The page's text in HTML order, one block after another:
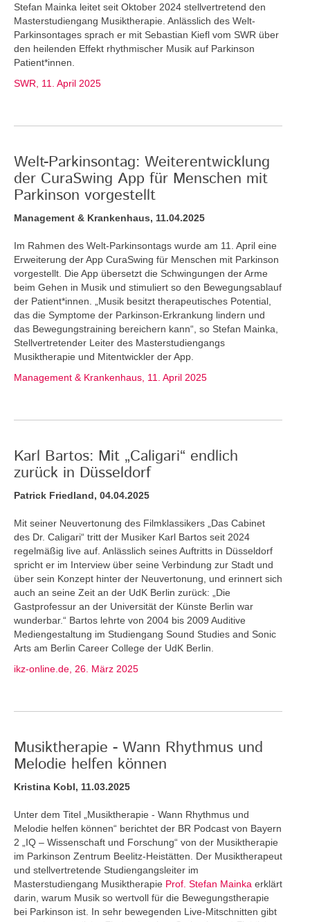
Stefan Mainka leitet seit Oktober 2024 stellvertretend den
Masterstudiengang Musiktherapie. Anlässlich des Welt-
Parkinsontages sprach er mit Sebastian Kiefl vom SWR über
den heilenden Effekt rhythmischer Musik auf Parkinson
Patient*innen.
SWR, 11. April 2025
Welt-Parkinsontag: Weiterentwicklung
der CuraSwing App für Menschen mit
Parkinson vorgestellt
Management & Krankenhaus, 11.04.2025
Im Rahmen des Welt-Parkinsontags wurde am 11. April eine
Erweiterung der App CuraSwing für Menschen mit Parkinson
vorgestellt. Die App übersetzt die Schwingungen der Arme
beim Gehen in Musik und stimuliert so den Bewegungsablauf
der Patient*innen. „Musik besitzt therapeutisches Potential,
das die Symptome der Parkinson-Erkrankung lindern und
das Bewegungstraining bereichern kann“, so Stefan Mainka,
Stellvertretender Leiter des Masterstudiengangs
Musiktherapie und Mitentwickler der App.
Management & Krankenhaus, 11. April 2025
Karl Bartos: Mit „Caligari“ endlich
zurück in Düsseldorf
Patrick Friedland, 04.04.2025
Mit seiner Neuvertonung des Filmklassikers „Das Cabinet
des Dr. Caligari“ tritt der Musiker Karl Bartos seit 2024
regelmäßig live auf. Anlässlich seines Auftritts in Düsseldorf
spricht er im Interview über seine Verbindung zur Stadt und
über sein Konzept hinter der Neuvertonung, und erinnert sich
auch an seine Zeit an der UdK Berlin zurück: „Die
Gastprofessur an der Universität der Künste Berlin war
wunderbar.“ Bartos lehrte von 2004 bis 2009 Auditive
Mediengestaltung im Studiengang Sound Studies and Sonic
Arts am Berlin Career College der UdK Berlin.
ikz-online.de, 26. März 2025
Musiktherapie - Wann Rhythmus und
Melodie helfen können
Kristina Kobl, 11.03.2025
Unter dem Titel „Musiktherapie - Wann Rhythmus und
Melodie helfen können“ berichtet der BR Podcast von Bayern
2 „IQ – Wissenschaft und Forschung“ von der Musiktherapie
im Parkinson Zentrum Beelitz-Heistätten. Der Musiktherapeut
und stellvertretende Studiengangsleiter im
Masterstudiengang Musiktherapie Prof. Stefan Mainka erklärt
darin, warum Musik so wertvoll für die Bewegungstherapie
bei Parkinson ist. In sehr bewegenden Live-Mitschnitten gibt